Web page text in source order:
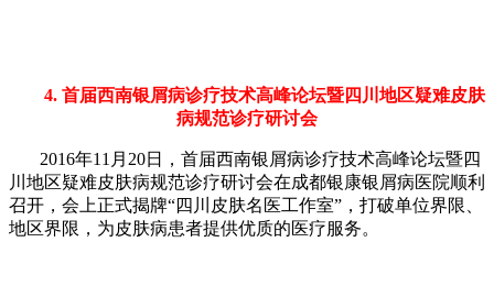
4. 首届西南银屑病诊疗技术高峰论坛暨四川地区疑难皮肤
病规范诊疗研讨会
2016年11月20日，首届西南银屑病诊疗技术高峰论坛暨四
川地区疑难皮肤病规范诊疗研讨会在成都银康银屑病医院顺利
召开，会上正式揭牌“四川皮肤名医工作室”，打破单位界限、
地区界限，为皮肤病患者提供优质的医疗服务。